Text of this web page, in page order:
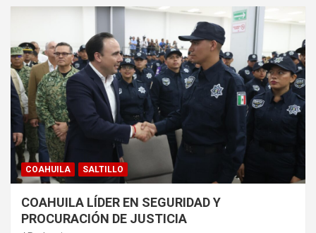
COAHUILA SALTILLO
COAHUILA LÍDER EN SEGURIDAD Y
PROCURACIÓN DE JUSTICIA